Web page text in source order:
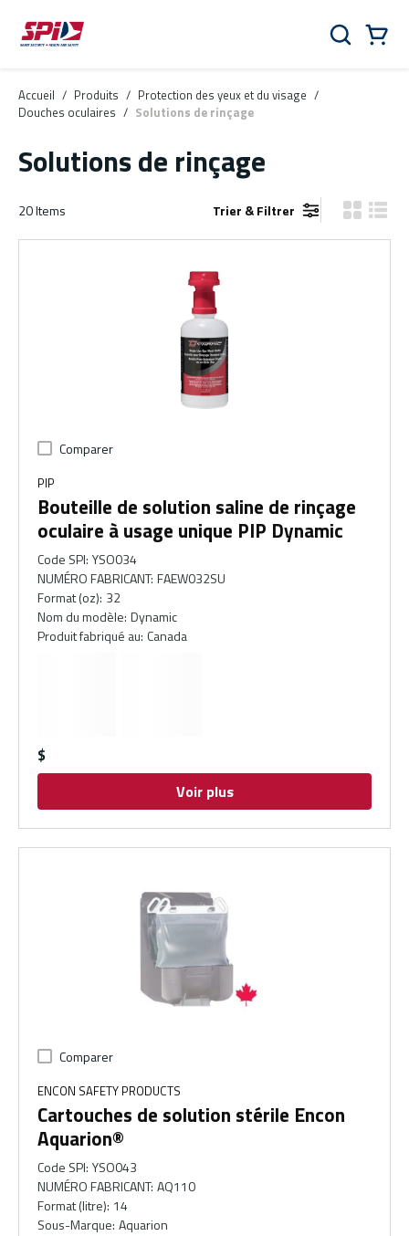
Aller au contenu principal
Skip to menu
Skip to footer
Rechercher
Accueil / Produits / Protection des yeux et du visage /
Douches oculaires / Solutions de rinçage
Solutions de rinçage
20Items Trier & Filtrer Vue grille
Vue
Comparer
PIP
Bouteille de solution saline de rinçage
oculaire à usage unique PIP Dynamic
Code SPI: YSO034
NUMÉRO FABRICANT: FAEW032SU
Format (oz): 32
Nom du modèle: Dynamic
Produit fabriqué au: Canada
$
Voir plus
Comparer
ENCON SAFETY PRODUCTS
Cartouches de solution stérile Encon
Aquarion®
Code SPI: YSO043
NUMÉRO FABRICANT: AQ110
Format (litre): 14
Sous-Marque: Aquarion